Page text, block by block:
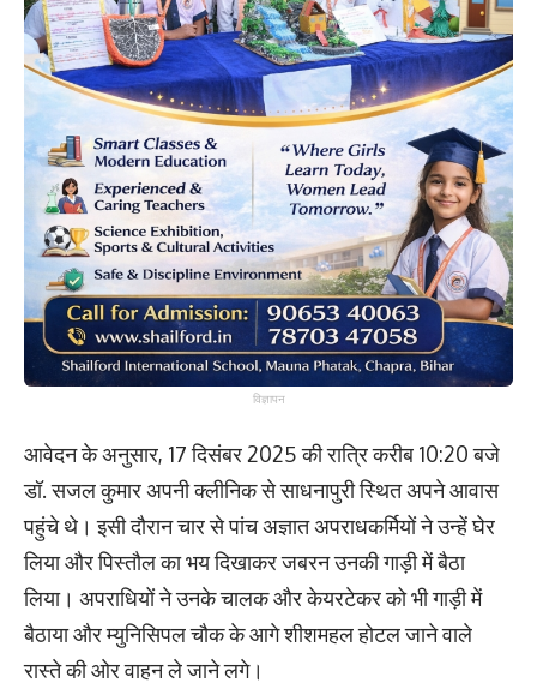
विज्ञापन
आवेदन के अनुसार, 17 दिसंबर 2025 की रात्रि करीब 10:20 बजे
डॉ. सजल कुमार अपनी क्लीनिक से साधनापुरी स्थित अपने आवास
पहुंचे थे। इसी दौरान चार से पांच अज्ञात अपराधकर्मियों ने उन्हें घेर
लिया और पिस्तौल का भय दिखाकर जबरन उनकी गाड़ी में बैठा
लिया। अपराधियों ने उनके चालक और केयरटेकर को भी गाड़ी में
बैठाया और म्युनिसिपल चौक के आगे शीशमहल होटल जाने वाले
रास्ते की ओर वाहन ले जाने लगे।